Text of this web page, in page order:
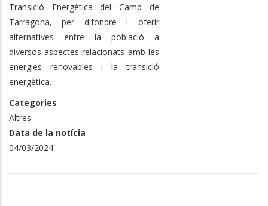
Transició Energètica del Camp de
Tarragona, per difondre i oferir
alternatives entre la població a
diversos aspectes relacionats amb les
energies renovables i la transició
energètica.
Categories
Altres
Data de la notícia
04/03/2024